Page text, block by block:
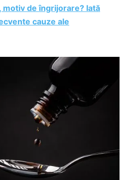
motiv de îngrijorare? Iată
cauze ale